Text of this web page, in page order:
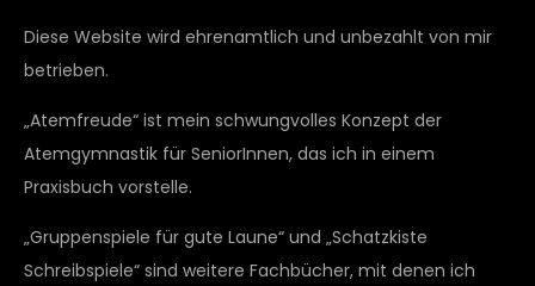
Diese Website wird ehrenamtlich und unbezahlt von mir
betrieben.
„Atemfreude“ ist mein schwungvolles Konzept der
Atemgymnastik für SeniorInnen, das ich in einem
Praxisbuch vorstelle.
„Gruppenspiele für gute Laune“ und „Schatzkiste
Schreibspiele“ sind weitere Fachbücher, mit denen ich